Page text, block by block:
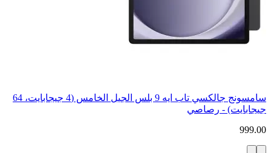
سامسونج جالكسي تاب ايه 9 بلس الجيل الخامس (4 جيجابايت، 64
جيجابايت) - رصاصي
999.00